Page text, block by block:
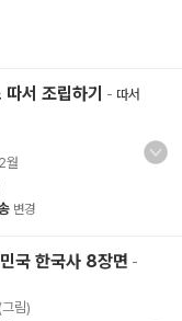
서 조립하기 - 따서
월
변경
국 한국사 8장면 -
(그림)